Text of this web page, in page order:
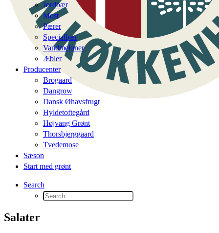
Jordbær
Most
Pærer
Specialbær
Vandmeloner
Æbler
Producenter
Brogaard
Dangrow
Dansk Øhavsfrugt
Hyldetoftegård
Højvang Grønt
Thorsbjerggaard
Tvedemose
Sæson
Start med grønt
Search
Salater